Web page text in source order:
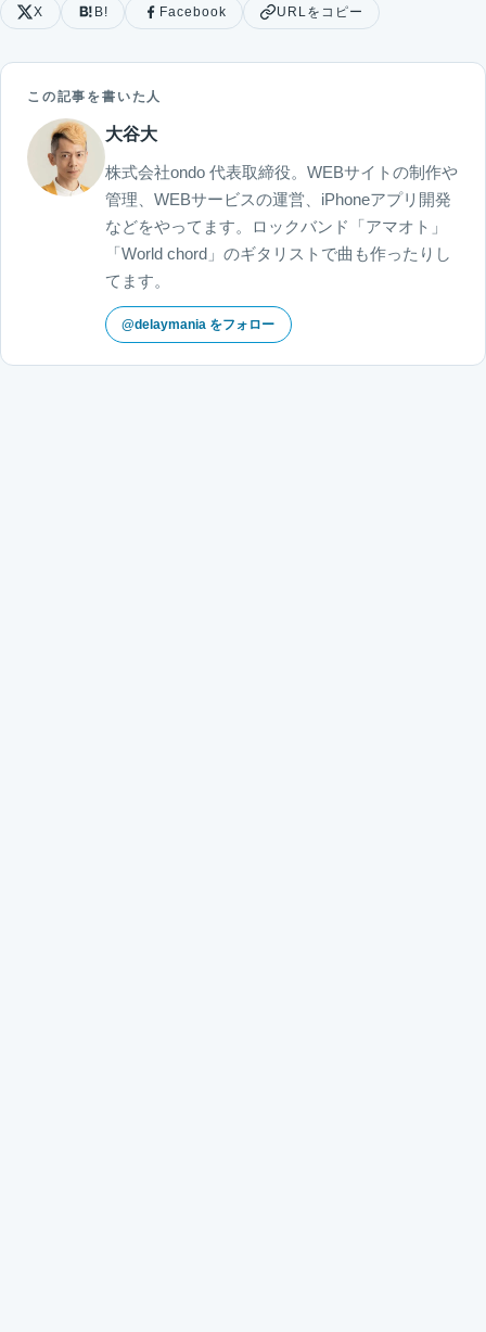
X B! Facebook URLをコピー
この記事を書いた人
大谷大
株式会社ondo 代表取締役。WEBサイトの制作や
管理、WEBサービスの運営、iPhoneアプリ開発
などをやってます。ロックバンド「アマオト」
「World chord」のギタリストで曲も作ったりし
てます。
@delaymania をフォロー